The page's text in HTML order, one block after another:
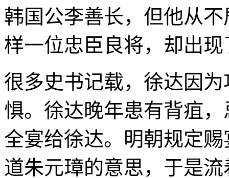
韩国公李善长，但他从
样一位忠臣良将，却出
很多史书记载，徐达因
惧。徐达晚年患有背疽
全宴给徐达。明朝规定
道朱元璋的意思，于是